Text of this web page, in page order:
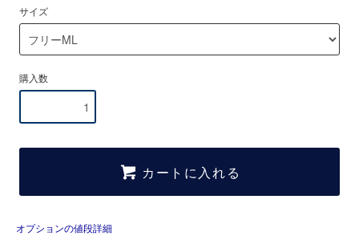
サイズ
購入数
カートに入れる
オプションの値段詳細